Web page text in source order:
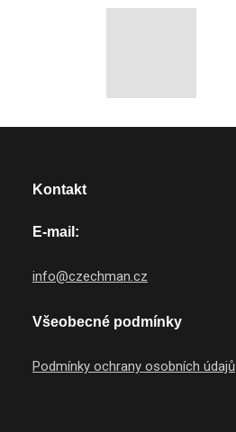
Kontakt
E-mail:
info@czechman.cz
Všeobecné podmínky
Podmínky ochrany osobních údajů